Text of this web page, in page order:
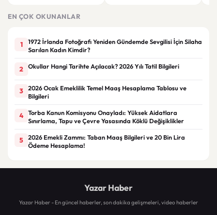
EN ÇOK OKUNANLAR
1
1972 İrlanda Fotoğrafı Yeniden Gündemde Sevgilisi İçin Silaha
Sarılan Kadın Kimdir?
2 Okullar Hangi Tarihte Açılacak? 2026 Yılı Tatil Bilgileri
3
2026 Ocak Emeklilik Temel Maaş Hesaplama Tablosu ve
Bilgileri
4
Torba Kanun Komisyonu Onayladı: Yüksek Aidatlara
Sınırlama, Tapu ve Çevre Yasasında Köklü Değişiklikler
5
2026 Emekli Zammı: Taban Maaş Bilgileri ve 20 Bin Lira
Ödeme Hesaplama!
Yazar Haber
Yazar Haber - En güncel haberler, son dakika gelişmeleri, video haberler